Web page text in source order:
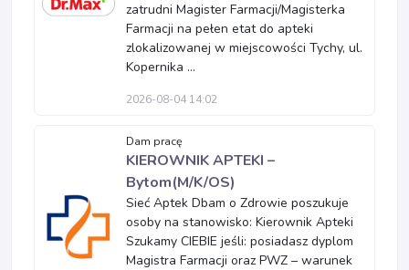
zatrudni Magister Farmacji/Magisterka
Farmacji na pełen etat do apteki
zlokalizowanej w miejscowości Tychy, ul.
Kopernika ...
2026-08-04 14:02
Dam pracę
KIEROWNIK APTEKI –
Bytom(M/K/OS)
Sieć Aptek Dbam o Zdrowie poszukuje
osoby na stanowisko: Kierownik Apteki
Szukamy CIEBIE jeśli: posiadasz dyplom
Magistra Farmacji oraz PWZ – warunek